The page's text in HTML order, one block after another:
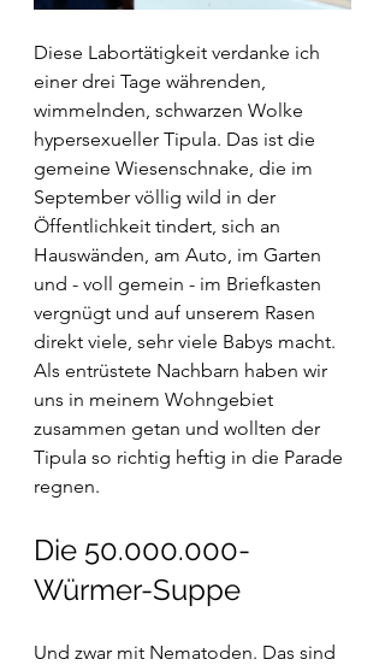
Diese Labortätigkeit verdanke ich
einer drei Tage währenden,
wimmelnden, schwarzen Wolke
hypersexueller Tipula. Das ist die
gemeine Wiesenschnake, die im
September völlig wild in der
Öffentlichkeit tindert, sich an
Hauswänden, am Auto, im Garten
und - voll gemein - im Briefkasten
vergnügt und auf unserem Rasen
direkt viele, sehr viele Babys macht.
Als entrüstete Nachbarn haben wir
uns in meinem Wohngebiet
zusammen getan und wollten der
Tipula so richtig heftig in die Parade
regnen.
Die 50.000.000-
Würmer-Suppe
Und zwar mit Nematoden. Das sind